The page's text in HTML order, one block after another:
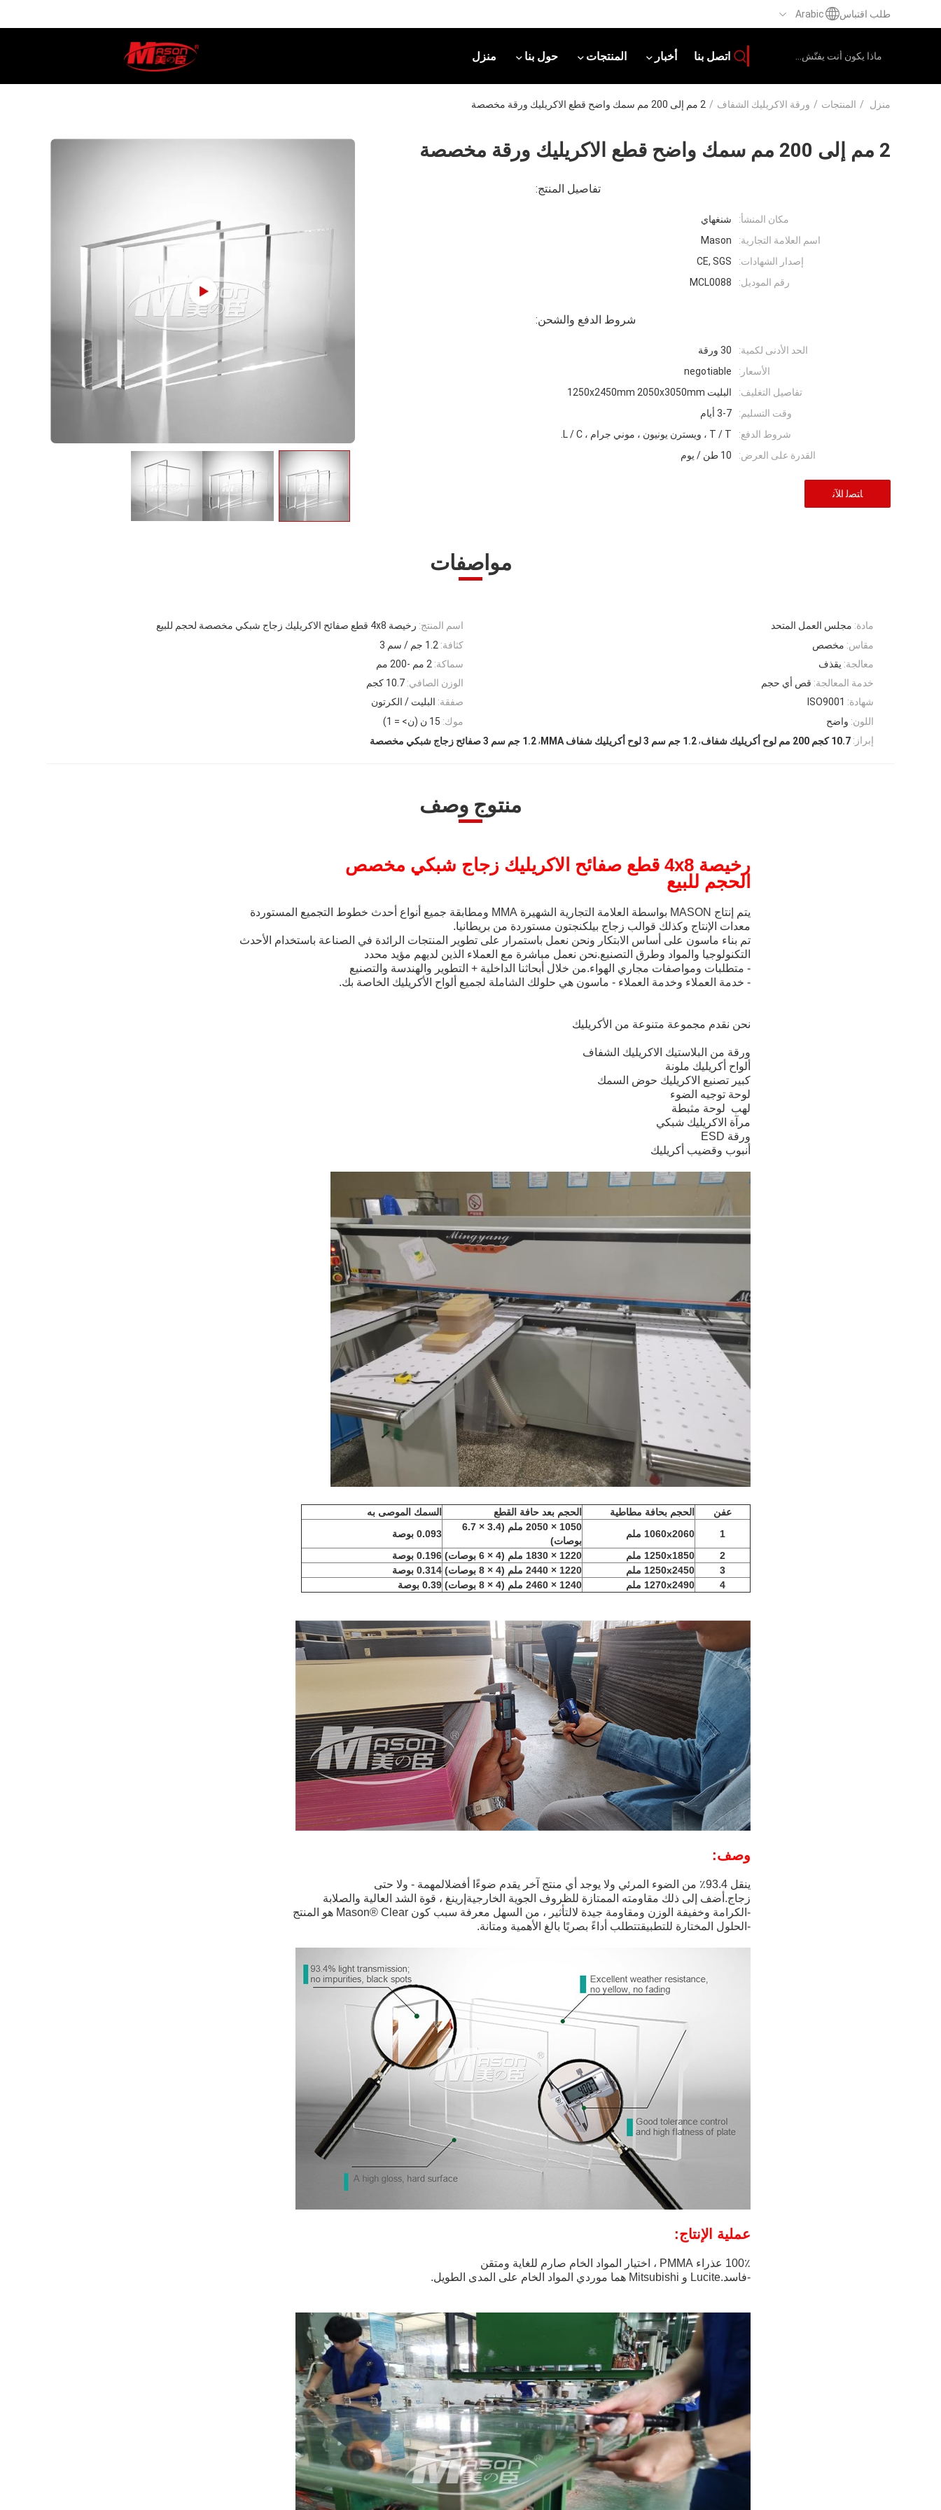
طلب اقتباس Arabic
منزل حول بنا المنتجات أخبار اتصل بنا
منزل / المنتجات / ورقة الاكريليك الشفاف / 2 مم إلى 200 مم سمك واضح قطع الاكريليك ورقة مخصصة
2 مم إلى 200 مم سمك واضح قطع الاكريليك ورقة مخصصة
تفاصيل المنتج:
مكان المنشأ:
شنغهاي
اسم العلامة التجارية:
Mason
إصدار الشهادات:
CE, SGS
رقم الموديل:
MCL0088
شروط الدفع والشحن:
الحد الأدنى لكمية:
30 ورقة
الأسعار:
negotiable
تفاصيل التغليف:
البليت 1250x2450mm 2050x3050mm
وقت التسليم:
3-7 أيام
شروط الدفع:
T / T ، ويسترن يونيون ، موني جرام ، L / C.
القدرة على العرض:
10 طن / يوم
ﺎﺘﺼﻟ ﺍﻶﻧ
مواصفات
اسم المنتج: رخيصة 4x8 قطع صفائح الاكريليك زجاج شبكي مخصصة لحجم للبيع مادة: مجلس العمل المتحد
كثافة: 1.2 جم / سم 3 مقاس: مخصص
سماكة: 2 مم -200 مم معالجة: يقذف
الوزن الصافي: 10.7 كجم خدمة المعالجة: قص أي حجم
صفقة: البليت / الكرتون شهادة: ISO9001
موك: 15 ن (ن> = 1) اللون: واضح
إبراز: 10.7 كجم 200 مم لوح أكريليك شفاف ,1.2 جم سم 3 لوح أكريليك شفاف MMA ,1.2 جم سم 3 صفائح زجاج شبكي مخصصة
منتوج وصف
رخيصة 4x8 قطع صفائح الاكريليك زجاج شبكي مخصص
الحجم للبيع
يتم إنتاج MASON بواسطة العلامة التجارية الشهيرة MMA ومطابقة جميع أنواع أحدث خطوط التجميع المستوردة
معدات الإنتاج وكذلك قوالب زجاج بيلكنجتون مستوردة من بريطانيا.
تم بناء ماسون على أساس الابتكار ونحن نعمل باستمرار على تطوير المنتجات الرائدة في الصناعة باستخدام الأحدث
التكنولوجيا والمواد وطرق التصنيع.نحن نعمل مباشرة مع العملاء الذين لديهم مؤيد محدد
- متطلبات ومواصفات مجاري الهواء.من خلال أبحاثنا الداخلية + التطوير والهندسة والتصنيع
- خدمة العملاء وخدمة العملاء - ماسون هي حلولك الشاملة لجميع ألواح الأكريليك الخاصة بك.
نحن نقدم مجموعة متنوعة من الأكريليك
ورقة من البلاستيك الاكريليك الشفاف
ألواح أكريليك ملونة
كبير تصنيع الاكريليك حوض السمك
لوحة توجيه الضوء
لهب لوحة مثبطة
مرآة الاكريليك شبكي
ورقة ESD
أنبوب وقضيب أكريليك
عفن الحجم بحافة مطاطية الحجم بعد حافة القطع
السمك الموصى به
1
1060x2060 ملم
1050 × 2050 ملم (3.4 × 6.7
بوصات)
0.093 بوصة
2
1250x1850 ملم 1220 × 1830 ملم (4 × 6 بوصات)
0.196 بوصة
3
1250x2450 ملم 1220 × 2440 ملم (4 × 8 بوصات)
0.314 بوصة
4
1270x2490 ملم 1240 × 2460 ملم (4 × 8 بوصات) 0.39 بوصة
وصف:
ينقل 93.4٪ من الضوء المرئي ولا يوجد أي منتج آخر يقدم ضوءًا أفضل
المهمة - ولا حتى
زجاج.أضف إلى ذلك مقاومته الممتازة للظروف الجوية الخارجية إرينغ ، قوة الشد العالية والصلابة
-الكرامة وخفيفة الوزن ومقاومة جيدة لالتأثير ، من السهل معرفة سبب كون Mason® Clear هو المنتج
-الحلول المختارة للتطبيقتتطلب أداءً بصريًا بالغ الأهمية ومتانة.
عملية الإنتاج:
100٪ عذراء PMMA ، اختيار المواد الخام صارم للغاية ومتقن
-فاسد.Lucite و Mitsubishi هما موردي المواد الخام على المدى الطويل.